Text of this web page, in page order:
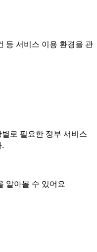
등 서비스 이용 환경을 관
로 필요한 정부 서비스
알아볼 수 있어요